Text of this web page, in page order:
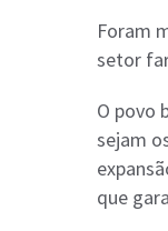
Foram
setor
O povo
sejam
que